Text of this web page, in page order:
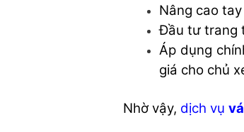
Nâng cao
Đầu tư trang
Áp dụng
giá cho chủ
Nhờ vậy, dịch vụ